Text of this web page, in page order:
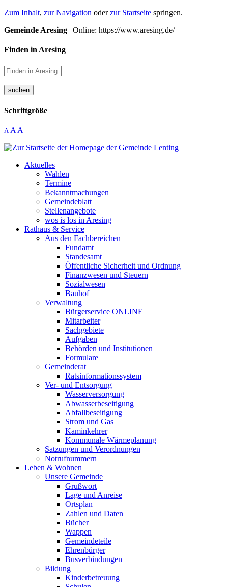
Zum Inhalt, zur Navigation oderzur Startseite springen.
Gemeinde Aresing | Online: https://www.aresing.de/
Finden in Aresing
suchen
Schriftgröße
A A A
Aktuelles
Wahlen
Termine
Bekanntmachungen
Gemeindeblatt
Stellenangebote
wos is los in Aresing
Rathaus & Service
Aus den Fachbereichen
Fundamt
Standesamt
Öffentliche Sicherheit und Ordnung
Finanzwesen und Steuern
Sozialwesen
Bauhof
Verwaltung
Bürgerservice ONLINE
Mitarbeiter
Sachgebiete
Aufgaben
Behörden und Institutionen
Formulare
Gemeinderat
Ratsinformationssystem
Ver- und Entsorgung
Wasserversorgung
Abwasserbeseitigung
Abfallbeseitigung
Strom und Gas
Kaminkehrer
Kommunale Wärmeplanung
Satzungen und Verordnungen
Notrufnummern
Leben & Wohnen
Unsere Gemeinde
Grußwort
Lage und Anreise
Ortsplan
Zahlen und Daten
Bücher
Wappen
Gemeindeteile
Ehrenbürger
Busverbindungen
Bildung
Kinderbetreuung